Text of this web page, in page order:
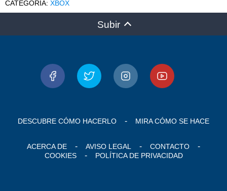
XBOX
Subir
DESCUBRE CÓMO HACERLO MIRA CÓMO SE HACE
ACERCA DE AVISO LEGAL
CONTACTO
COOKIES
POLÍTICA DE PRIVACIDAD